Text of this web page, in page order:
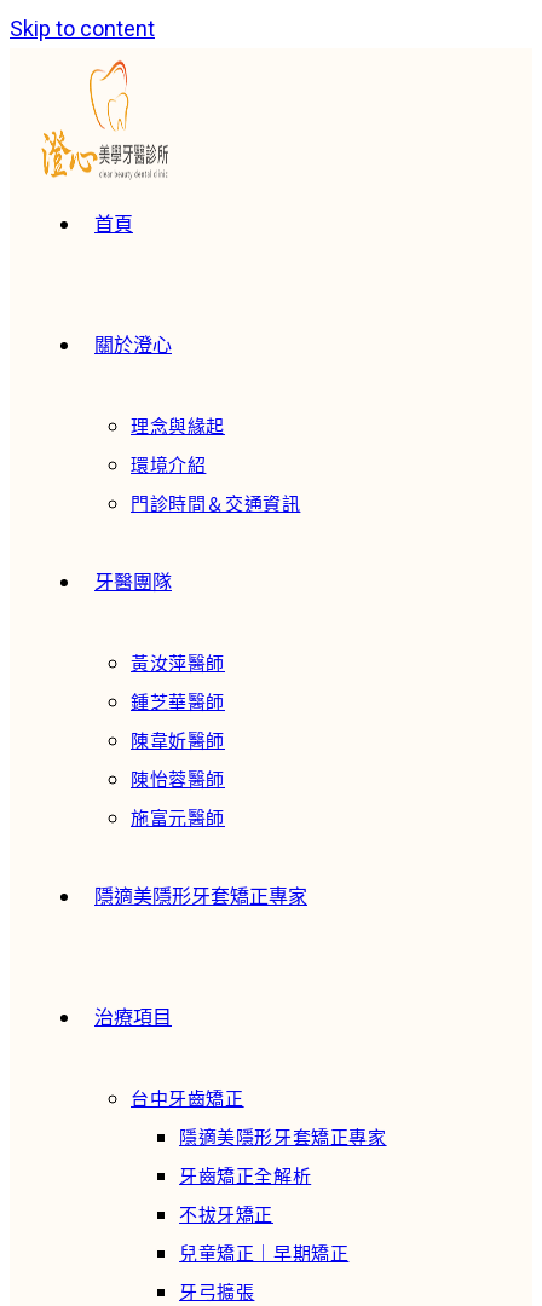
Skip to content
首頁
關於澄心
理念與緣起
環境介紹
門診時間＆交通資訊
牙醫團隊
黃汝萍醫師
鍾芝華醫師
陳韋妡醫師
陳怡蓉醫師
施富元醫師
隱適美隱形牙套矯正專家
治療項目
台中牙齒矯正
隱適美隱形牙套矯正專家
牙齒矯正全解析
不拔牙矯正
兒童矯正｜早期矯正
牙弓擴張